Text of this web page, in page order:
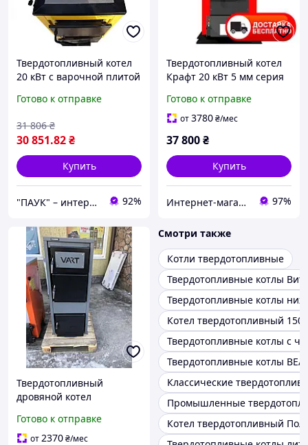
Твердотопливный котел
20 кВт с варочной плитой
варочной плитой для
Готово к отправке
30 851.82₴
31 806 ₴
Купить
"ПАУК" – интернет-магазин торгового, складского, отопительного оборудования. 92%
Твердотопливный котел
Крафт 20 кВт 5 мм серия
Готово к отправке
от3780₴/мес
37 800₴
Купить
Интернет-магазин "Ochag" 97%
Твердотопливный
дровяной котел
VART КСТ-20 (Варт) 20 кВт
Готово к отправке
от2370₴/мес
Смотри также
Котли твердотопливные
Твердотопливные котлы
Твердотопливные котлы
Котел твердотопливный 150
Твердотопливные котлы с
Твердотопливные котлы
Классические
Промышленные
Котел твердотопливный